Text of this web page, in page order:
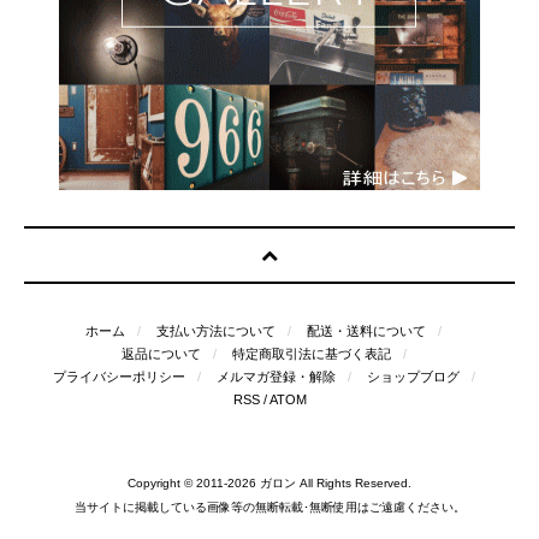
ホーム 支払い方法について
配送・送料について
返品について
特定商取引法に基づく表記
プライバシーポリシー
メルマガ登録・解除
ショップブログ
RSS/ATOM
Copyright © 2011-2026 ガロン All Rights Reserved.
当サイトに掲載している画像等の無断転載･無断使用はご遠慮ください。